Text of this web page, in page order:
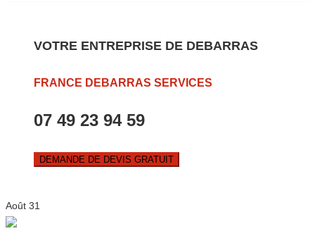
VOTRE ENTREPRISE DE DEBARRAS
FRANCE DEBARRAS SERVICES
07 49 23 94 59
DEMANDE DE DEVIS GRATUIT
Août 31